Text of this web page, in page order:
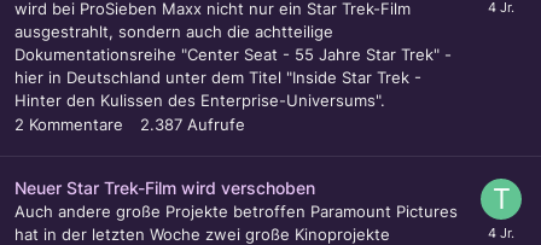
wird bei ProSieben Maxx nicht nur ein Star Trek-Film
ausgestrahlt, sondern auch die achtteilige
Dokumentationsreihe "Center Seat - 55 Jahre Star Trek" -
hier in Deutschland unter dem Titel "Inside Star Trek -
Hinter den Kulissen des Enterprise-Universums".
2 Kommentare 2.387 Aufrufe
Neuer Star Trek-Film wird verschoben
Auch andere große Projekte betroffen Paramount Pictures
hat in der letzten Woche zwei große Kinoprojekte